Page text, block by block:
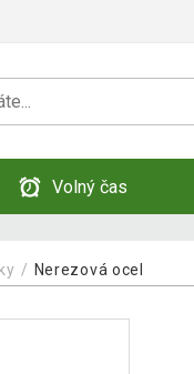
Volný čas
Nerezová ocel